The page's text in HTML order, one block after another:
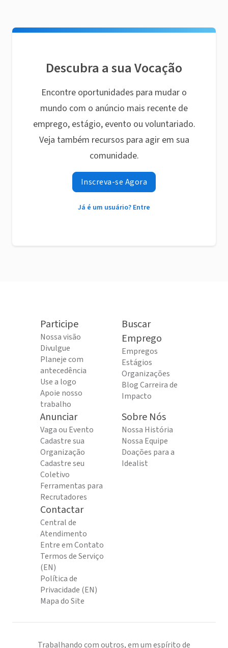
Descubra a sua Vocação
Encontre oportunidades para mudar o
mundo com o anúncio mais recente de
emprego, estágio, evento ou voluntariado.
Veja também recursos para agir em sua
comunidade.
Inscreva-se Agora
Já é um usuário? Entre
Participe
Nossa visão
Divulgue
Planeje com
antecedência
Use a logo
Apoie nosso
trabalho
Buscar
Emprego
Empregos
Estágios
Organizações
Blog Carreira de
Impacto
Anunciar
Vaga ou Evento
Cadastre sua
Organização
Cadastre seu
Coletivo
Ferramentas para
Recrutadores
Sobre Nós
Nossa História
Nossa Equipe
Doações para a
Idealist
Contactar
Central de
Atendimento
Entre em Contato
Termos de Serviço
(EN)
Política de
Privacidade (EN)
Mapa do Site
Trabalhando com outros, em um espírito de